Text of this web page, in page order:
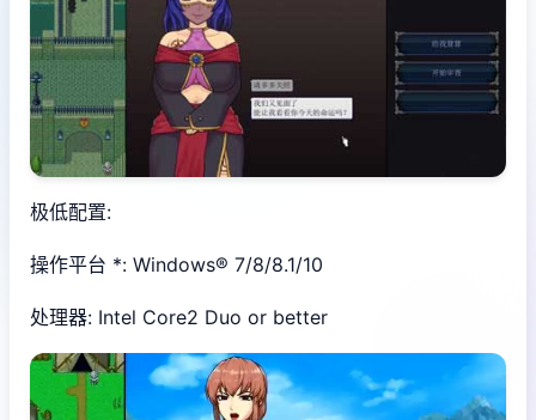
极低配置:
操作平台 *: Windows® 7/8/8.1/10
处理器: Intel Core2 Duo or better